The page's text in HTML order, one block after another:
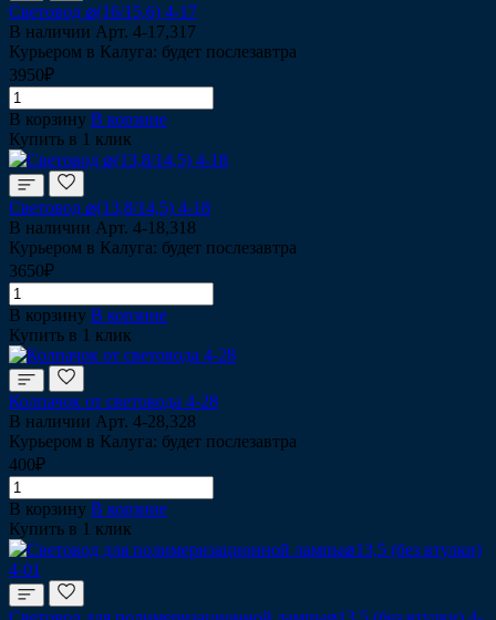
Световод ⌀(16/15,6) 4-17
В наличии Арт. 4-17,317
Курьером в Калуга: будет послезавтра
3950₽
В корзину В корзине
Купить в 1 клик
Световод ⌀(13,8/14,5) 4-18
В наличии Арт. 4-18,318
Курьером в Калуга: будет послезавтра
3650₽
В корзину В корзине
Купить в 1 клик
Колпачок от световода 4-28
В наличии Арт. 4-28,328
Курьером в Калуга: будет послезавтра
400₽
В корзину В корзине
Купить в 1 клик